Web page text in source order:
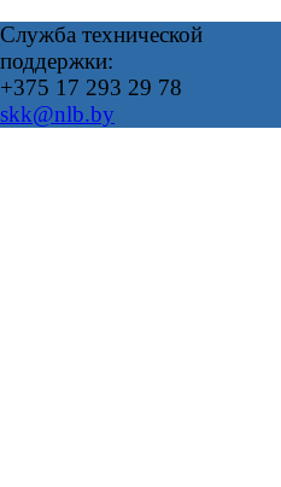
Служба технической
поддержки:
+375 17 293 29 78
skk@nlb.by